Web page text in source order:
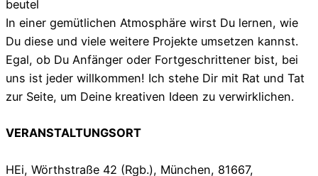
beutel
In einer gemütlichen Atmosphäre wirst Du lernen, wie
Du diese und viele weitere Projekte umsetzen kannst.
Egal, ob Du Anfänger oder Fortgeschrittener bist, bei
uns ist jeder willkommen! Ich stehe Dir mit Rat und Tat
zur Seite, um Deine kreativen Ideen zu verwirklichen.
VERANSTALTUNGSORT
HEi, Wörthstraße 42 (Rgb.), München, 81667,